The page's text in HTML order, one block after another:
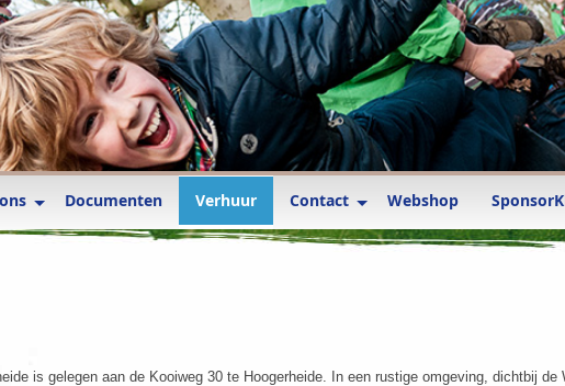
Documenten Verhuur Contact Webshop
is gelegen aan de Kooiweg 30 te Hoogerheide. In een rustige omgeving, dichtbij